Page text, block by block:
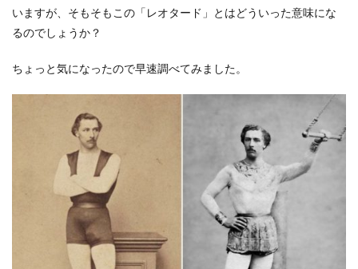
いますが、そもそもこの「レオタード」とはどういった意味にな
るのでしょうか？
ちょっと気になったので早速調べてみました。